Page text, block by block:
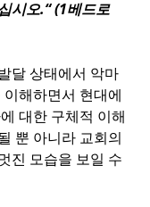
시오.“ (1베드로
달 상태에서 악마
해하면서 현대에
대한 구체적 이해
뿐 아니라 교회의
진 모습을 보일 수